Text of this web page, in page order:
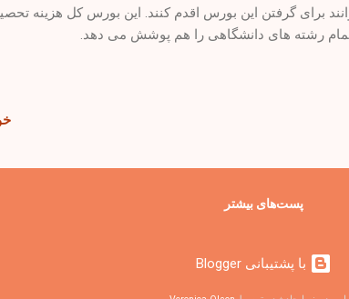
برای گرفتن این بورس اقدم کنند. این بورس کل هزینه
رشته های دانشگاهی را هم پوشش می دهد.
پست‌های بیشتر
‏با پشتیبانی Blogger